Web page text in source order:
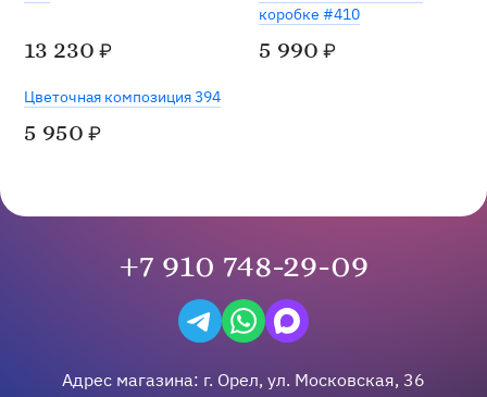
13 230 ₽
коробке #410
5 990 ₽
Цветочная композиция 394
5 950 ₽
+7 910 748-29-09
Написать в Telegram
Написать на WhatsApp
Написать в Max
Адрес магазина: г. Орел, ул. Московская, 36